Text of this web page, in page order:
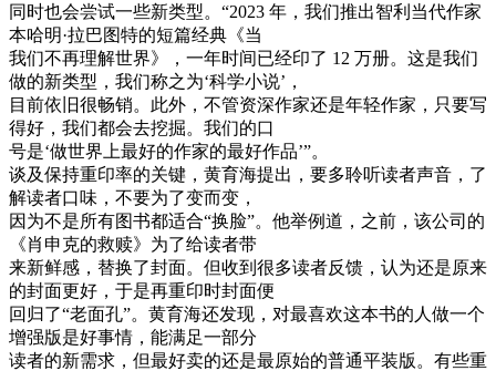
同时也会尝试一些新类型。“2023 年，我们推出智利当代作家
本哈明·拉巴图特的短篇经典《当
我们不再理解世界》，一年时间已经印了 12 万册。这是我们
做的新类型，我们称之为‘科学小说’，
目前依旧很畅销。此外，不管资深作家还是年轻作家，只要写
得好，我们都会去挖掘。我们的口
号是‘做世界上最好的作家的最好作品’”。
谈及保持重印率的关键，黄育海提出，要多聆听读者声音，了
解读者口味，不要为了变而变，
因为不是所有图书都适合“换脸”。他举例道，之前，该公司的
《肖申克的救赎》为了给读者带
来新鲜感，替换了封面。但收到很多读者反馈，认为还是原来
的封面更好，于是再重印时封面便
回归了“老面孔”。黄育海还发现，对最喜欢这本书的人做一个
增强版是好事情，能满足一部分
读者的新需求，但最好卖的还是最原始的普通平装版。有些重